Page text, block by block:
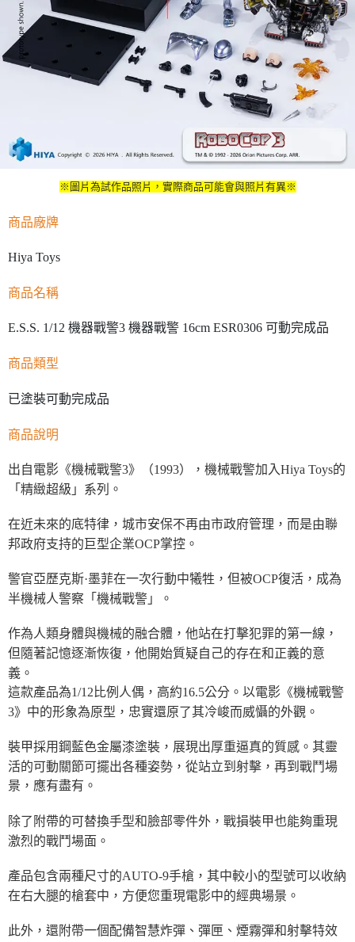
※圖片為試作品照片，實際商品可能會與照片有異※
商品廠牌
Hiya Toys
商品名稱
E.S.S. 1/12 機器戰警3 機器戰警 16cm ESR0306 可動完成品
商品類型
已塗裝可動完成品
商品說明
出自電影《機械戰警3》（1993），機械戰警加入Hiya Toys的
「精緻超級」系列。
在近未來的底特律，城市安保不再由市政府管理，而是由聯
邦政府支持的巨型企業OCP掌控。
警官亞歷克斯·墨菲在一次行動中犧牲，但被OCP復活，成為
半機械人警察「機械戰警」。
作為人類身體與機械的融合體，他站在打擊犯罪的第一線，
但隨著記憶逐漸恢復，他開始質疑自己的存在和正義的意
義。
這款產品為1/12比例人偶，高約16.5公分。以電影《機械戰警
3》中的形象為原型，忠實還原了其冷峻而威懾的外觀。
裝甲採用鋼藍色金屬漆塗裝，展現出厚重逼真的質感。其靈
活的可動關節可擺出各種姿勢，從站立到射擊，再到戰鬥場
景，應有盡有。
除了附帶的可替換手型和臉部零件外，戰損裝甲也能夠重現
激烈的戰鬥場面。
產品包含兩種尺寸的AUTO-9手槍，其中較小的型號可以收納
在右大腿的槍套中，方便您重現電影中的經典場景。
此外，還附帶一個配備智慧炸彈、彈匣、煙霧彈和射擊特效